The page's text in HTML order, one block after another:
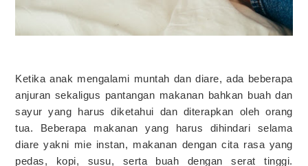
Ketika anak mengalami muntah dan diare, ada beberapa
anjuran sekaligus pantangan makanan bahkan buah dan
sayur yang harus diketahui dan diterapkan oleh orang
tua. Beberapa makanan yang harus dihindari selama
diare yakni mie instan, makanan dengan cita rasa yang
pedas, kopi, susu, serta buah dengan serat tinggi.